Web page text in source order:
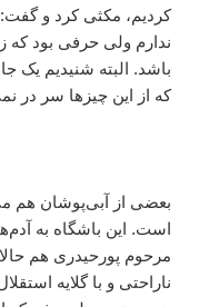
کردیم، مکثی کرد و گفت:
ندارم ولی حرفی بود
باشد. البته شنیدیم یک
که از این چیزها سر در
بعضی از آبی‌پوشان هم
است. این باشگاه به
مرحوم پورحیدری هم حالا
ناراحتی و با گلایه